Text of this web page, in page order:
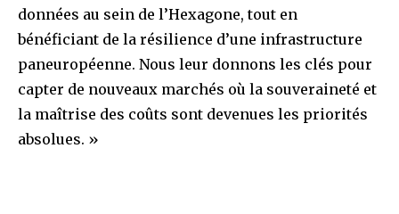
données au sein de l’Hexagone, tout en
bénéficiant de la résilience d’une infrastructure
paneuropéenne. Nous leur donnons les clés pour
capter de nouveaux marchés où la souveraineté et
la maîtrise des coûts sont devenues les priorités
absolues. »